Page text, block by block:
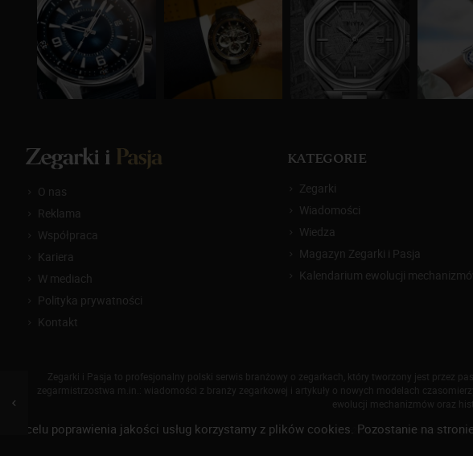
O nas
Reklama
Współpraca
Kariera
W mediach
Polityka prywatności
Kontakt
KATEGORIE
Zegarki
Wiadomości
Wiedza
Magazyn Zegarki i Pasja
Kalendarium ewolucji
Zegarki i Pasja to profesjonalny polski serwis branżowy o zegarkach, który tworzony jest przez
zegarmistrzostwa m.in.: wiadomości z branży zegarkowej i artykuły o nowych modelach
ewolucji mechanizmów oraz
© 2014- 2026 Zegarkiipasja.pl.
W celu poprawienia jakości usług korzystamy z plików cookies. Pozostanie na